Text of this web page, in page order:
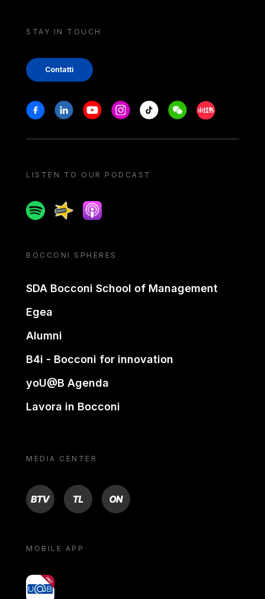
STAY IN TOUCH
Contatti
Stay in touch
FacebookLinkedinYoutubeInstagram
Tiktok WeechatXiaohongshu/
LISTEN TO OUR PODCAST
SpotifySpreakerApple podcast
BOCCONI SPHERES
SDA Bocconi School of Management
Egea
Alumni
B4i - Bocconi for innovation
yoU@B Agenda
Lavora in Bocconi
MEDIA CENTER
BTV TL ON
MOBILE APP
yoU@B